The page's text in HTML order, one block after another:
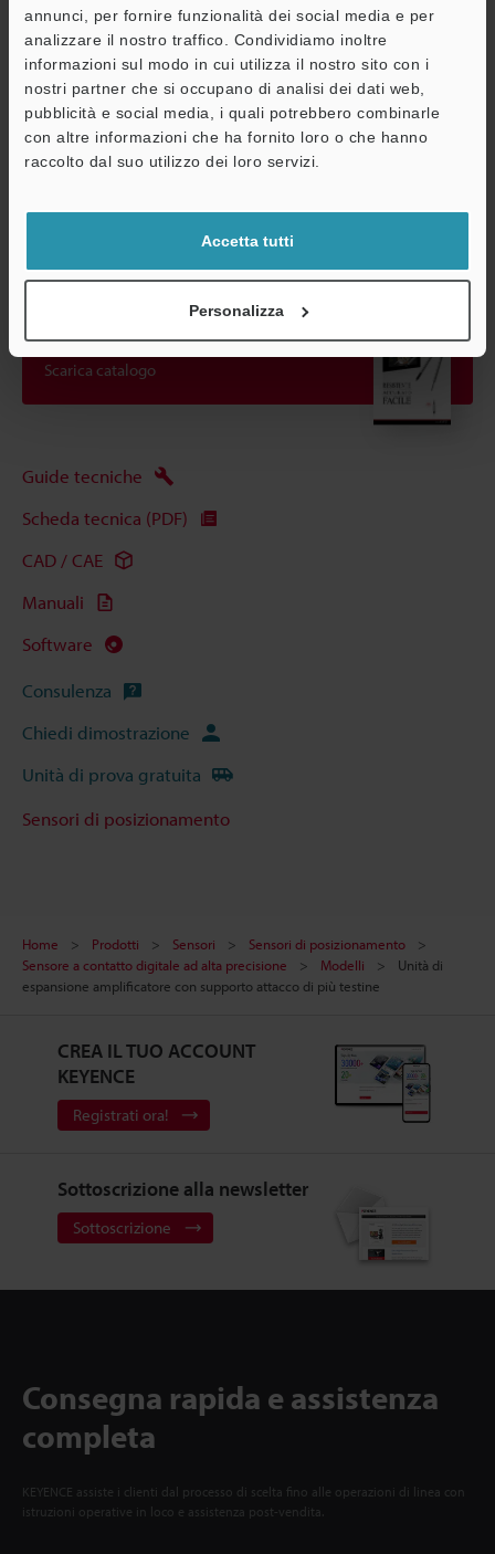
annunci, per fornire funzionalità dei social media e per
analizzare il nostro traffico. Condividiamo inoltre
informazioni sul modo in cui utilizza il nostro sito con i
nostri partner che si occupano di analisi dei dati web,
pubblicità e social media, i quali potrebbero combinarle
con altre informazioni che ha fornito loro o che hanno
raccolto dal suo utilizzo dei loro servizi.
Accetta tutti
Personalizza
con la Serie DL).
*2 Quando si utilizza l'unità DL-RB1A (per la comunicazione),
accertarsi che la corrente di uscita sia pari a 10 mA o meno.
Scheda tecnica (PDF)
Altri modelli
Scarica catalogo
Guide tecniche
Scheda tecnica (PDF)
CAD / CAE
Manuali
Software
Consulenza
Chiedi dimostrazione
Unità di prova gratuita
Sensori di posizionamento
Home Prodotti Sensori
Sensori di posizionamento
Sensore a contatto digitale ad alta precisione
Modelli
Unità di
espansione amplificatore con supporto attacco di più testine
CREA IL TUO ACCOUNT
KEYENCE
Registrati ora!
Sottoscrizione alla newsletter
Sottoscrizione
Consegna rapida e assistenza
completa
KEYENCE assiste i clienti dal processo di scelta fino alle operazioni di linea con
istruzioni operative in loco e assistenza post-vendita.